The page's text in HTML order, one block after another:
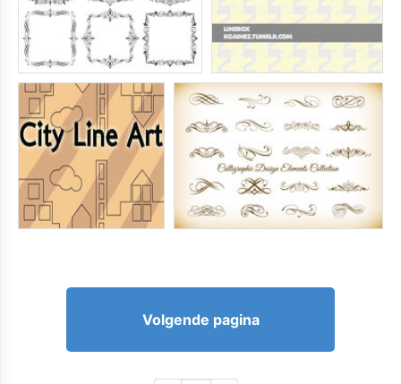
Volgende pagina